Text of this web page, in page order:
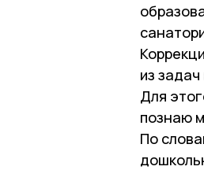
из
Для
познаю
По